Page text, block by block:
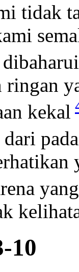
tidak
ringan
kekal
10